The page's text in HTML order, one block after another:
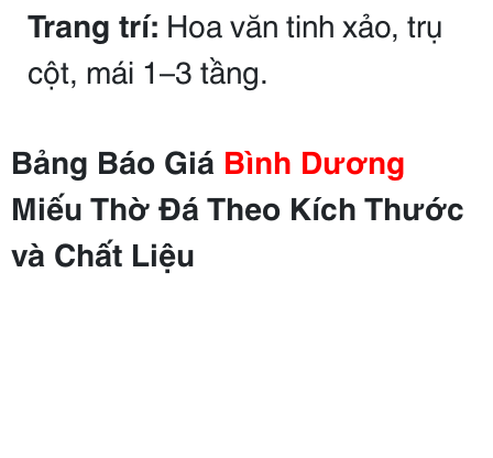
Trang trí: Hoa văn tinh xảo, trụ
cột, mái 1–3 tầng.
Bảng Báo Giá Bình Dương
Miếu Thờ Đá Theo Kích Thước
và Chất Liệu